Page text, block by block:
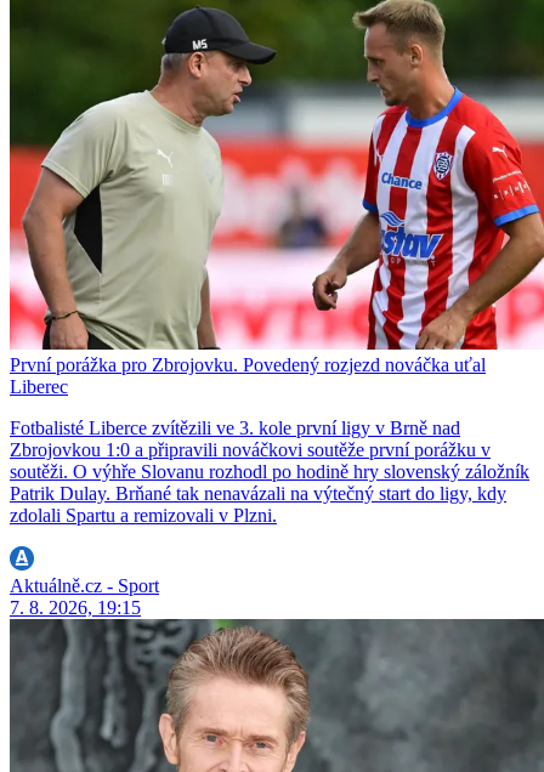
První porážka pro Zbrojovku. Povedený rozjezd nováčka uťal
Liberec
Fotbalisté Liberce zvítězili ve 3. kole první ligy v Brně nad
Zbrojovkou 1:0 a připravili nováčkovi soutěže první porážku v
soutěži. O výhře Slovanu rozhodl po hodině hry slovenský záložník
Patrik Dulay. Brňané tak nenavázali na výtečný start do ligy, kdy
zdolali Spartu a remizovali v Plzni.
Aktuálně.cz - Sport
7. 8. 2026, 19:15